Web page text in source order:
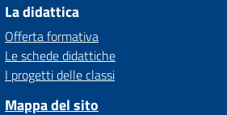
La didattica
Offerta formativa
Le schede didattiche
I progetti delle classi
Mappa del sito